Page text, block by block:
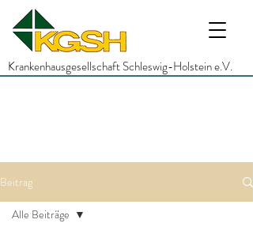
Krankenhausgesellschaft Schleswig-Holstein e.V.
Beitrag
Alle Beiträge